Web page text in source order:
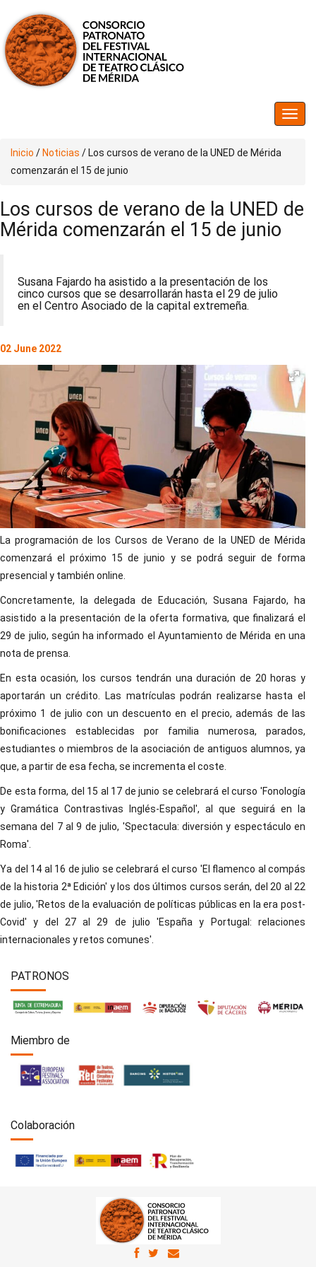
Inicio / Noticias / Los cursos de verano de la UNED de Mérida
comenzarán el 15 de junio
Los cursos de verano de la UNED de
Mérida comenzarán el 15 de junio
Susana Fajardo ha asistido a la presentación de los
cinco cursos que se desarrollarán hasta el 29 de julio
en el Centro Asociado de la capital extremeña.
02 June 2022
La programación de los Cursos de Verano de la UNED de Mérida
comenzará el próximo 15 de junio y se podrá seguir de forma
presencial y también online.
Concretamente, la delegada de Educación, Susana Fajardo, ha
asistido a la presentación de la oferta formativa, que finalizará el
29 de julio, según ha informado el Ayuntamiento de Mérida en una
nota de prensa.
En esta ocasión, los cursos tendrán una duración de 20 horas y
aportarán un crédito. Las matrículas podrán realizarse hasta el
próximo 1 de julio con un descuento en el precio, además de las
bonificaciones establecidas por familia numerosa, parados,
estudiantes o miembros de la asociación de antiguos alumnos, ya
que, a partir de esa fecha, se incrementa el coste.
De esta forma, del 15 al 17 de junio se celebrará el curso 'Fonología
y Gramática Contrastivas Inglés-Español', al que seguirá en la
semana del 7 al 9 de julio, 'Spectacula: diversión y espectáculo en
Roma'.
Ya del 14 al 16 de julio se celebrará el curso 'El flamenco al compás
de la historia 2ª Edición' y los dos últimos cursos serán, del 20 al 22
de julio, 'Retos de la evaluación de políticas públicas en la era post-
Covid' y del 27 al 29 de julio 'España y Portugal: relaciones
internacionales y retos comunes'.
PATRONOS
Miembro de
Colaboración